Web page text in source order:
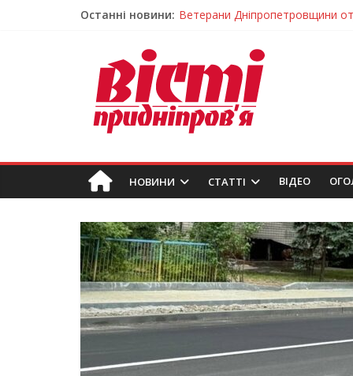
Останні новини: Андрій Горинін: “Нехай доля
Педагогиню з Дніпра
Дніпро стане головним центром
Ветерани Дніпропетровщини
НОВИНИ СТАТТІ ВIДЕО